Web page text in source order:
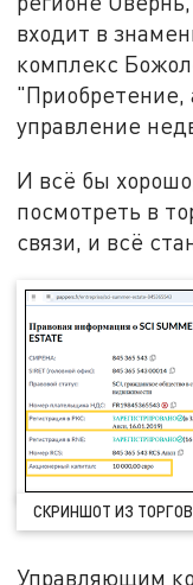
входит в
комплекс
"Приобретение,
управление
И всё бы
посмотреть в
связи, и всё
СКРИНШОТ ИЗ
Управляющим